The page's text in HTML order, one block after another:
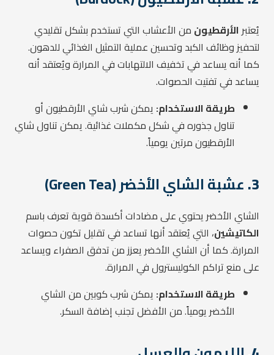
يُعتبرالأرقطيون من الأعشاب التي تستخدم بشكل تقليدي
لتحفيز وظائف الكبد وتحسين عملية التمثيل الغذائي للدهون.
كما أنه يساعد في تخفيف الالتهابات في المرارة ويُعتقد أنه
يساعد في تفتيت الحصوات.
طريقة الاستخدام: يمكن شرب شاي الأرقطيون أو
تناول جذوره في شكل مكملات غذائية. يمكن تناول شاي
الأرقطيون مرتين يومياً.
3. عشبة الشاي الأخضر (Green Tea)
الشاي الأخضر يحتوي على مضادات أكسدة قوية تعرف باسم
الكاتيشين، التي يُعتقد أنها تساعد في تقليل تكون حصوات
المرارة. كما أن الشاي الأخضر يعزز من تدفق الصفراء ويساعد
على منع تراكم الكوليسترول في المرارة.
طريقة الاستخدام: يمكن شرب كوبين من الشاي
الأخضر يومياً. من الأفضل تجنب إضافة السكر.